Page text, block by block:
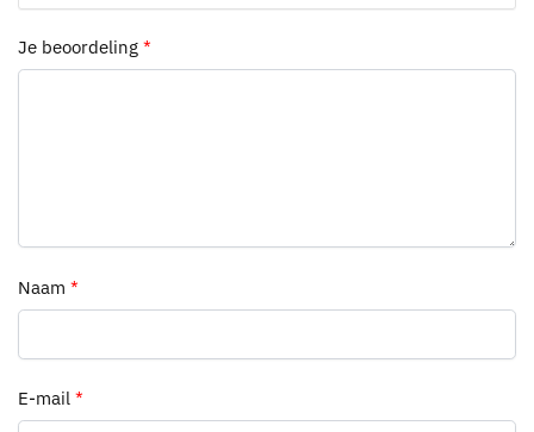
Je beoordeling *
Naam *
E-mail *